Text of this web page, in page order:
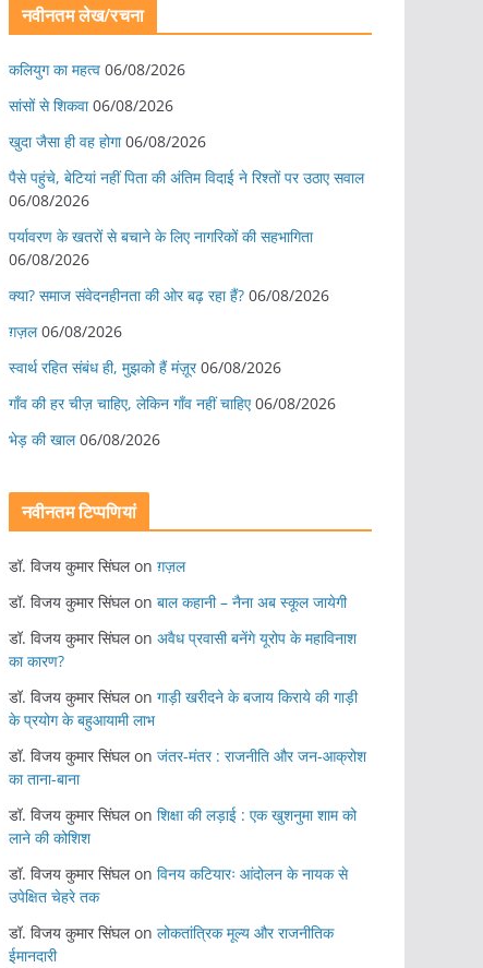
नवीनतम लेख/रचना
कलियुग का महत्व 06/08/2026
सांसों से शिकवा 06/08/2026
खुदा जैसा ही वह होगा 06/08/2026
पैसे पहुंचे, बेटियां नहीं पिता की अंतिम विदाई ने रिश्तों पर उठाए सवाल
06/08/2026
पर्यावरण के खतरों से बचाने के लिए नागरिकों की सहभागिता
06/08/2026
क्या? समाज संवेदनहीनता की ओर बढ़ रहा हैं? 06/08/2026
ग़ज़ल 06/08/2026
स्वार्थ रहित संबंध ही, मुझको हैं मंज़ूर 06/08/2026
गाँव की हर चीज़ चाहिए, लेकिन गाँव नहीं चाहिए 06/08/2026
भेड़ की खाल 06/08/2026
नवीनतम टिप्पणियां
डॉ. विजय कुमार सिंघलon ग़ज़ल
डॉ. विजय कुमार सिंघलon बाल कहानी – नैना अब स्कूल जायेगी
डॉ. विजय कुमार सिंघलon अवैध प्रवासी बनेंगे यूरोप के महाविनाश
का कारण?
डॉ. विजय कुमार सिंघलon गाड़ी खरीदने के बजाय किराये की गाड़ी
के प्रयोग के बहुआयामी लाभ
डॉ. विजय कुमार सिंघलon जंतर-मंतर : राजनीति और जन-आक्रोश
का ताना-बाना
डॉ. विजय कुमार सिंघलon शिक्षा की लड़ाई : एक खुशनुमा शाम को
लाने की कोशिश
डॉ. विजय कुमार सिंघलon विनय कटियारः आंदोलन के नायक से
उपेक्षित चेहरे तक
डॉ. विजय कुमार सिंघलon लोकतांत्रिक मूल्य और राजनीतिक
ईमानदारी